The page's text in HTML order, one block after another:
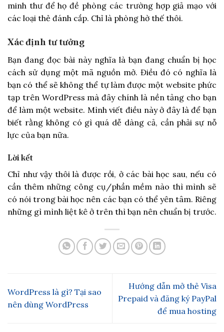
minh thư để họ đề phòng các trường hợp giả mạo với
các loại thẻ đánh cắp. Chỉ là phòng hờ thế thôi.
Xác định tư tưởng
Bạn đang đọc bài này nghĩa là bạn đang chuẩn bị học
cách sử dụng một mã nguồn mở. Điều đó có nghĩa là
bạn có thể sẽ không thể tự làm được một website phức
tạp trên WordPress mà đây chính là nền tảng cho bạn
để làm một website. Mình viết điều này ở đây là để bạn
biết rằng không có gì quá dễ dàng cả, cần phải sự nỗ
lực của bạn nữa.
Lời kết
Chỉ như vậy thôi là được rồi, ở các bài học sau, nếu có
cần thêm những công cụ/phần mềm nào thì mình sẽ
có nói trong bài học nên các bạn có thể yên tâm. Riêng
những gì mình liệt kê ở trên thì bạn nên chuẩn bị trước.
WordPress là gì? Tại sao
nên dùng WordPress
Hướng dẫn mở thẻ Visa
Prepaid và đăng ký PayPal
để mua hosting